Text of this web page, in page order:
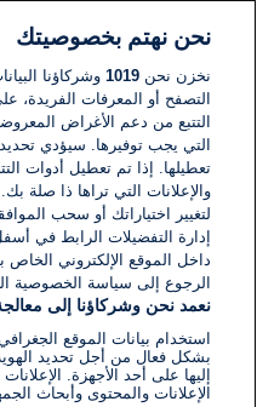
نحن نهتم بخصوصيتك
نخزن نحن1019 وشركاؤنا
التصفح أو المعرفات الفريدة،
التتبع من دعم الأغراض
التي يجب توفيرها. سيؤدي
تعطيلها. إذا تم تعطيل أدوات
والإعلانات التي تراها ذا صلة
لتغيير اختياراتك أو سحب
إدارة التفضيلات الرابط في
داخل الموقع الإلكتروني الخاص
الرجوع إلى سياسة الخصوصية
نعمد نحن وشركاؤنا إلى معالجة
استخدام بيانات الموقع
بشكل فعال من أجل تحديد
إليها على أحد الأجهزة.
الإعلانات والمحتوى وأبحاث